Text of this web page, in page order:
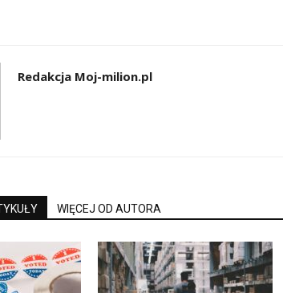
Redakcja Moj-milion.pl
WIĘCEJ OD AUTORA